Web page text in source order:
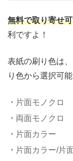
無料で取り寄せ
利ですよ！
表紙の刷り色は
り色から選択可能
片面モノクロ
両面モノクロ
片面カラー
片面カラー/片